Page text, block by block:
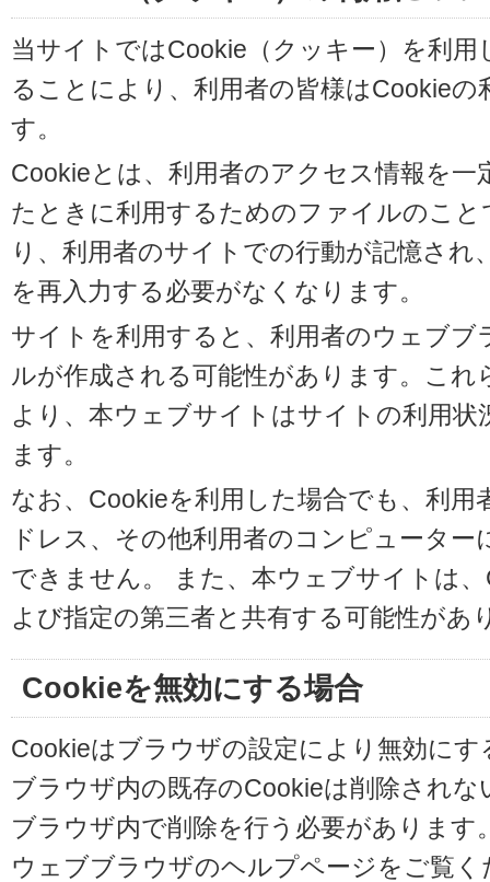
当サイトではCookie（クッキー）を利
ることにより、利用者の皆様はCookie
す。
Cookieとは、利用者のアクセス情報を
たときに利用するためのファイルのこ
り、利用者のサイトでの行動が記憶さ
を再入力する必要がなくなります。
サイトを利用すると、利用者のウェブ
ルが作成される可能性があります。こ
より、本ウェブサイトはサイトの利用
ます。
なお、Cookieを利用した場合でも、利用
ドレス、その他利用者のコンピュータ
できません。 また、本ウェブサイトは
よび指定の第三者と共有する可能性があ
Cookieを無効にする場合
Cookieはブラウザの設定により無効に
ブラウザ内の既存のCookieは削除され
ブラウザ内で削除を行う必要があります
ウェブブラウザのヘルプページをご覧く